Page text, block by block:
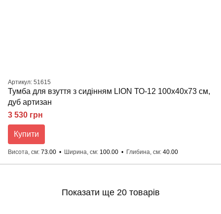
Артикул: 51615
Тумба для взуття з сидінням LION ТО-12 100x40x73 см,
дуб артизан
3 530 грн
Купити
Висота, см 73.00 Ширина, см 100.00 Глибина, см 40.00
Показати ще 20 товарів